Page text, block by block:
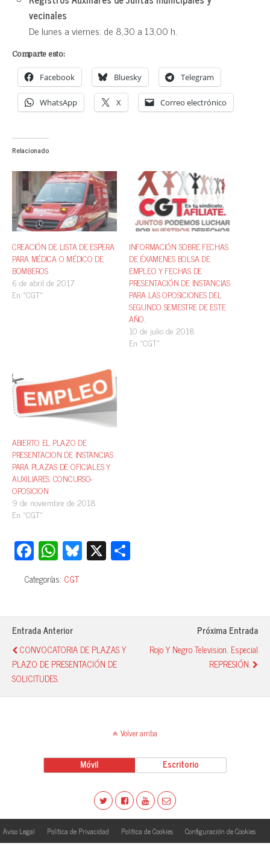
vecinales
De lunes a viernes: de 8,30 a 13,00 h.
Comparte esto:
Facebook Bluesky Telegram
WhatsApp X Correo electrónico
Relacionado
CREACIÓN DE LISTA DE ESPERA
PARA MÉDICA O MÉDICO DE
BOMBEROS
6 de abril de 2017
En «CGT»
INFORMACIÓN SOBRE FECHAS
DE ÉXAMENES BOLSA DE
EMPLEO Y FECHAS DE
PRESENTACIÓN DE INSTANCIAS
PARA LAS OPOSICIONES DEL
SEGUNDO SEMESTRE DE ESTE
AÑO.
10 de julio de 2018
En «CGT»
ABIERTO EL PLAZO DE
PRESENTACION DE INSTANCIAS
PARA PLAZAS DE OFICIALES Y
AUXILIARES. CONCURSO-
OPOSICION
9 de noviembre de 2018
En «CGT»
Fa
ce
bo
ok
W
ha
ts
A
pp
Bl
ue
y
X
pa
Categorías: CGT
Entrada Anterior
CONVOCATORIA DE PLAZAS Y
PLAZO DE PRESENTACIÓN DE
SOLICITUDES.
Próxima Entrada
Rojo Y Negro Television. Especial
REPRESIÓN.
Volver arriba
Móvil Escritorio
Aviso Legal Política de Privacidad Política de Cookies Configuración de Cookies